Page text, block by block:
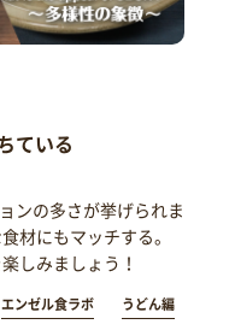
ている
ンの多さが挙げられま
材にもマッチする。
しみましょう！
エンゼル食ラボ うどん編